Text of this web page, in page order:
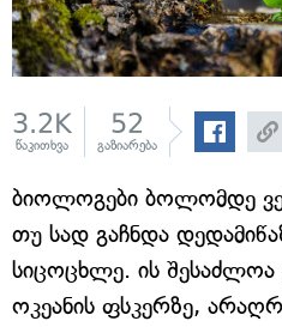
3.2K
წაკითხვა
52
გაზიარება
ბიოლოგები ბოლომდე
თუ სად გაჩნდა
სიცოცხლე. ის
ოკეანის ფსკერზე,